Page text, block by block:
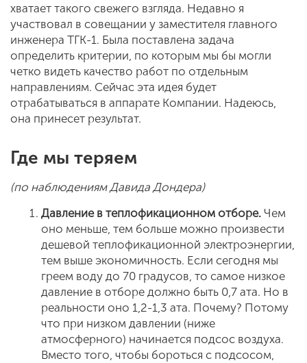
хватает такого свежего взгляда. Недавно я
участвовал в совещании у заместителя главного
инженера ТГК-1. Была поставлена задача
определить критерии, по которым мы бы могли
четко видеть качество работ по отдельным
направлениям. Сейчас эта идея будет
отрабатываться в аппарате Компании. Надеюсь,
она принесет результат.
Где мы теряем
(по наблюдениям Давида Дондера)
Давление в теплофикационном отборе. Чем
оно меньше, тем больше можно произвести
дешевой теплофикационной электроэнергии,
тем выше экономичность. Если сегодня мы
греем воду до 70 градусов, то самое низкое
давление в отборе должно быть 0,7 ата. Но в
реальности оно 1,2-1,3 ата. Почему? Потому
что при низком давлении (ниже
атмосферного) начинается подсос воздуха.
Вместо того, чтобы бороться с подсосом,